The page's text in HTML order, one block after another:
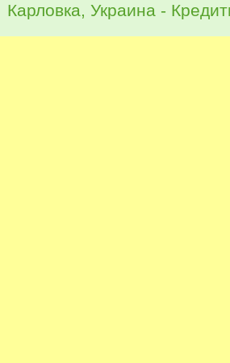
Карловка, Украина -